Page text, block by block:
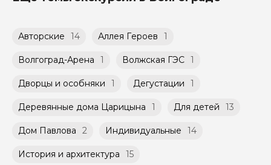
тура Вы оплачиваете при встрече с гидом.
обсудить с гидом заранее.
заблаговременно до начала путешествия,
указанной на странице самого тура и
Агрегатором дополнительного соглашения
к Оферте Сервиса.
Способы оплаты на сайте: Картой
экскурсию.
удобное для Вас время и дату проведения
Групповые экскурсии проходят по
Помимо Вас, на групповой экскурсии могут
быть незнакомые для Вас люди.
Мини-группы проводятся на тех же
участников ограничено (группа может быть
Авторские 14 Аллея Героев 1
Волгоград-Арена 1 Волжская ГЭС 1
Дворцы и особняки 1 Дегустации 1
Деревянные дома Царицына 1 Для детей 13
Дом Павлова 2 Индивидуальные 14
История и архитектура 15